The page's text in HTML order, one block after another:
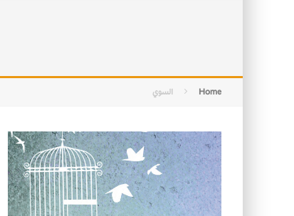
Home السوي